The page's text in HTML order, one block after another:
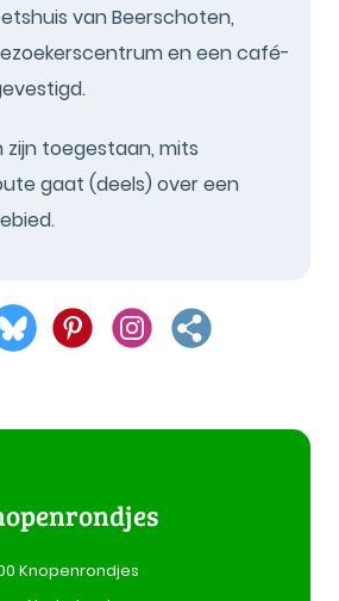
van Beerschoten,
en een café-
zijn toegestaan, mits
gaat (deels) over een
Knopenrondjes